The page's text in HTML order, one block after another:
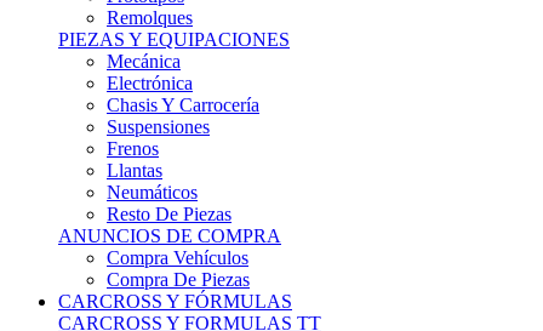
Remolques
PIEZAS Y EQUIPACIONES
Mecánica
Electrónica
Chasis Y Carrocería
Suspensiones
Frenos
Llantas
Neumáticos
Resto De Piezas
ANUNCIOS DE COMPRA
Compra Vehículos
Compra De Piezas
CARCROSS Y FÓRMULAS
CARCROSS Y FORMULAS TT